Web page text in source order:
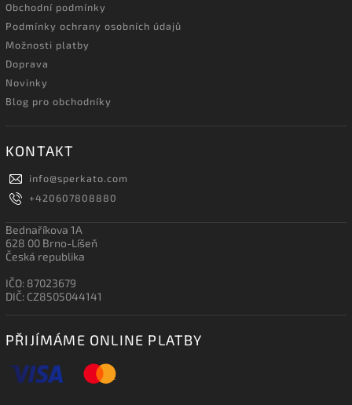
Obchodní podmínky
Podmínky ochrany osobních údajů
Možnosti platby
Doprava
Novinky
Blog pro obchodníky
KONTAKT
info@sperkato.com
+420607808880
Bednaříkova 1A
628 00 Brno-Líšeň
Česká republika
IČO: 87023679
DIČ: CZ8505044141
PŘIJÍMÁME ONLINE PLATBY